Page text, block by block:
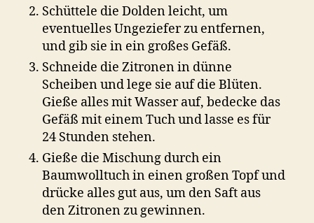
Schüttele die Dolden leicht, um
eventuelles Ungeziefer zu entfernen,
und gib sie in ein großes Gefäß.
Schneide die Zitronen in dünne
Scheiben und lege sie auf die Blüten.
Gieße alles mit Wasser auf, bedecke das
Gefäß mit einem Tuch und lasse es für
24 Stunden stehen.
Gieße die Mischung durch ein
Baumwolltuch in einen großen Topf und
drücke alles gut aus, um den Saft aus
den Zitronen zu gewinnen.